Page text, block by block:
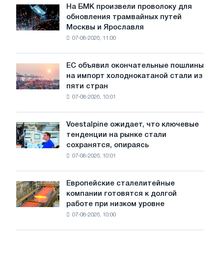
июле
На
БМК
произвели
трамвайных
путей
Москвы
Ярославля
На БМК произвели проволоку для
обновления трамвайных путей
Москвы и Ярославля
07-08-2026, 11:00
объявил
окончательные
холоднокатаной
стали
из
стран
ЕС объявил окончательные пошлины
на импорт холоднокатаной стали из
пяти стран
07-08-2026, 10:01
Voestalpine
ожидает,
что
рынке
стали
сохранятся,
на
Voestalpine ожидает, что ключевые
тенденции на рынке стали
сохранятся, опираясь
07-08-2026, 10:01
Европейские
сталелитейные
компании
Европейские сталелитейные
компании готовятся к долгой
работе при низком уровне
07-08-2026, 10:00